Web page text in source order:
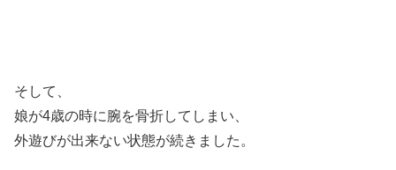
そして、
娘が4歳の時に腕を骨折してしまい、
外遊びが出来ない状態が続きました。